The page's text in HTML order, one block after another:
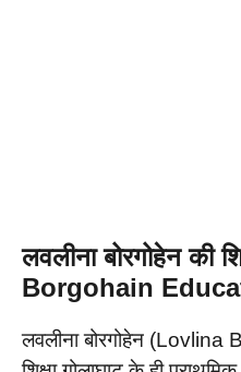
लवलीना बोरगोहेन की
Borgohain
लवलीना बोरगोहेन